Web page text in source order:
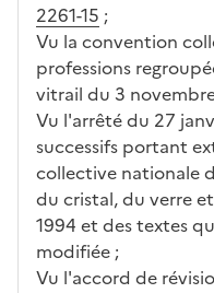
2261-15 ;
Vu la convention
professions
vitrail du 3
Vu l'arrêté du 27
successifs portant
collective nationale
du cristal, du verre
1994 et des textes
modifiée ;
Vu l'accord de